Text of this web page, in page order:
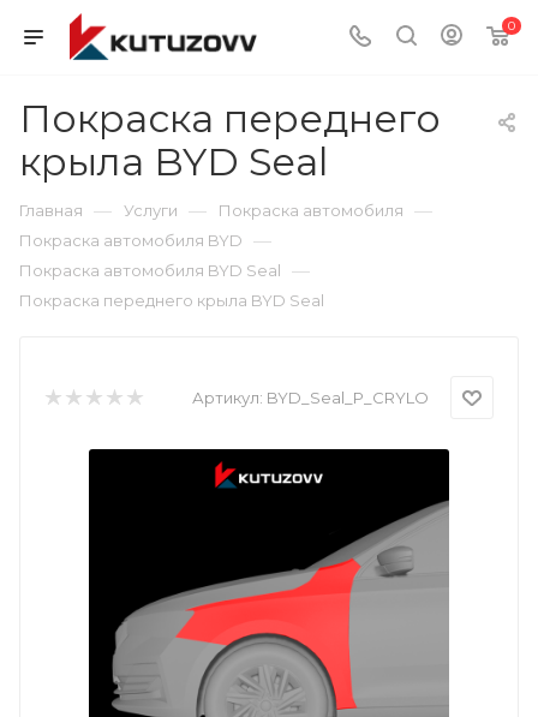
0
Покраска переднего
крыла BYD Seal
Главная — Услуги — Покраска автомобиля —
Покраска автомобиля BYD —
Покраска автомобиля BYD Seal —
Покраска переднего крыла BYD Seal
Артикул: BYD_Seal_P_CRYLO